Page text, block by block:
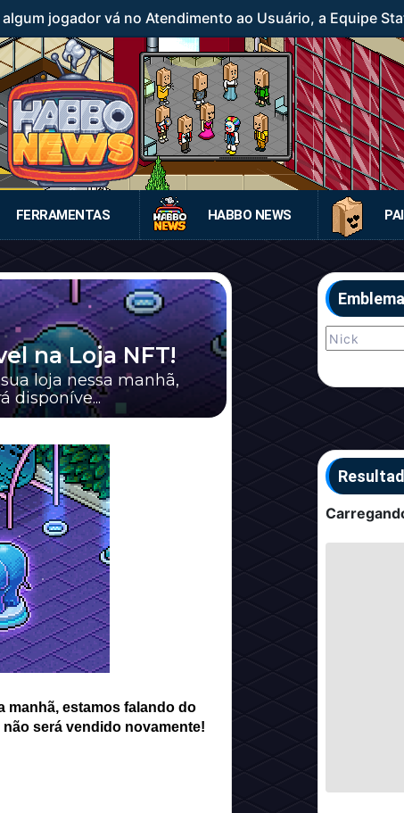
jogador vá no Atendimento ao Usuário, a Equipe
FERRAMENTAS HABBO NEWS
na Loja NFT!
loja nessa manhã,
disponíve...
manhã, estamos falando do
será vendido novamente!